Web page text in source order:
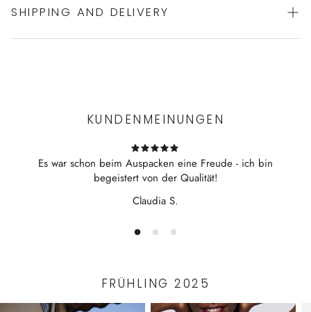
Komfortables Nachthemd von HANRO
Hergestellt in Ungarn/Portugal
SHIPPING AND DELIVERY
KUNDENMEINUNGEN
Es war schon beim Auspacken eine Freude - ich bin
begeistert von der Qualität!
Claudia S.
FRÜHLING 2025